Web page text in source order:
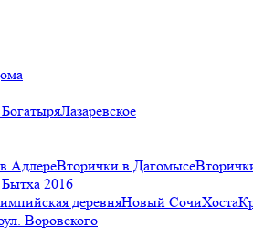
Лазаревское
АдлереВторички в Дагомысе
2016
деревняНовый СочиХоста
ул. Воровского